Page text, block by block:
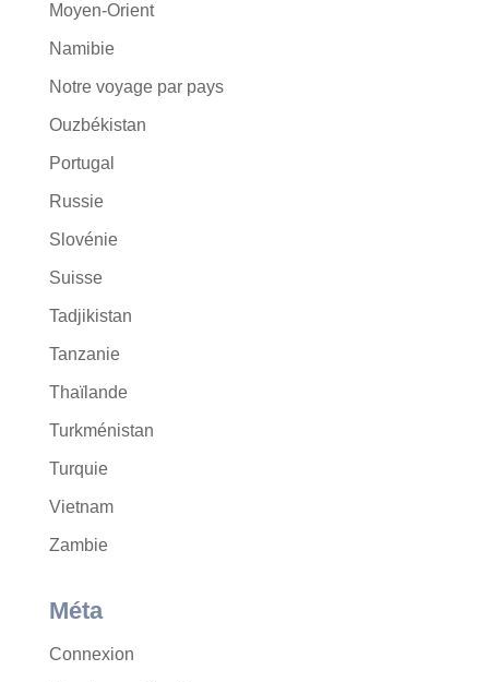
Moyen-Orient
Namibie
Notre voyage par pays
Ouzbékistan
Portugal
Russie
Slovénie
Suisse
Tadjikistan
Tanzanie
Thaïlande
Turkménistan
Turquie
Vietnam
Zambie
Méta
Connexion